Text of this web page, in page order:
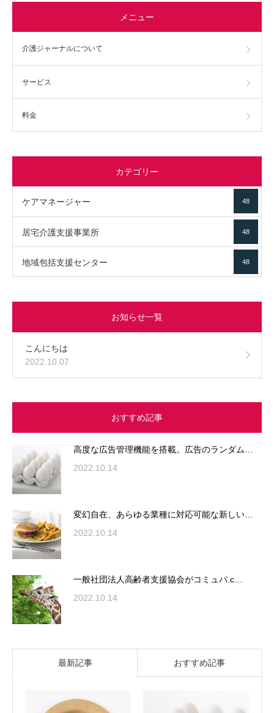
メニュー
介護ジャーナルについて
サービス
料金
カテゴリー
ケアマネージャー 48
居宅介護支援事業所 48
地域包括支援センター 48
お知らせ一覧
こんにちは
2022.10.07
おすすめ記事
高度な広告管理機能を搭載。広告のランダム…
2022.10.14
変幻自在、あらゆる業種に対応可能な新しい…
2022.10.14
一般社団法人高齢者支援協会がコミュパ.c…
2022.10.14
最新記事 おすすめ記事